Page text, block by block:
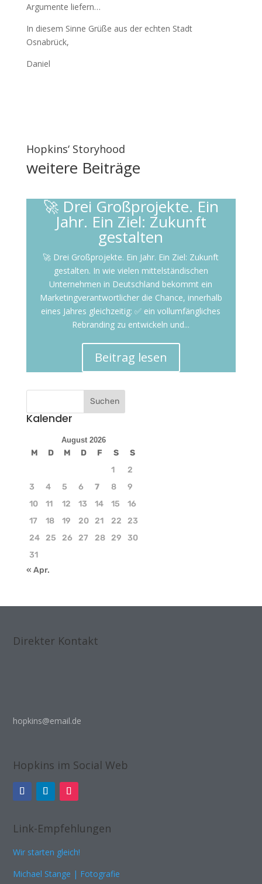
Argumente liefern…
In diesem Sinne Grüße aus der echten Stadt
Osnabrück,
Daniel
Hopkins‘ Storyhood
weitere Beiträge
🚀 Drei Großprojekte. Ein
Jahr. Ein Ziel: Zukunft
gestalten
🚀 Drei Großprojekte. Ein Jahr. Ein Ziel: Zukunft
gestalten. In wie vielen mittelständischen
Unternehmen in Deutschland bekommt ein
Marketingverantwortlicher die Chance, innerhalb
eines Jahres gleichzeitig: ✅ ein vollumfängliches
Rebranding zu entwickeln und...
Beitrag lesen
Kalender
August 2026
M D M D F S
S
1
2
3
4 5 6 7 8
9
10
11 12 13 14 15
16
17
18 19 20 21 22
23
24
25 26 27 28 29
30
31
« Apr.
Direkter Kontakt
hopkins@email.de
Hopkins im Social Web
Link-Empfehlungen
Wir starten gleich!
Michael Stange | Fotografie